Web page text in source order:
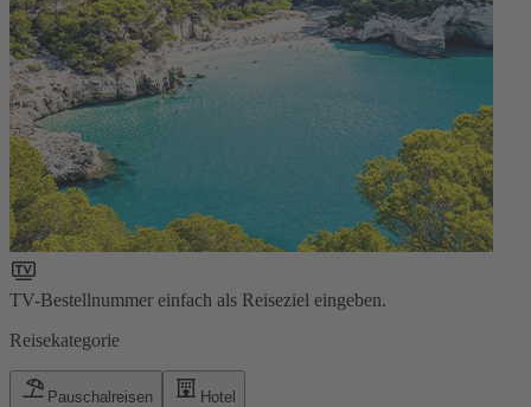
TV-Bestellnummer einfach als Reiseziel eingeben.
Reisekategorie
Pauschalreisen Hotel